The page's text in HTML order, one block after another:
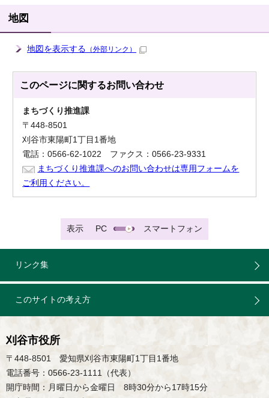
地図
地図を表示する （外部リンク）
このページに関するお問い合わせ
まちづくり推進課
〒448-8501
刈谷市東陽町1丁目1番地
電話：0566-62-1022 ファクス：0566-23-9331
まちづくり推進課へのお問い合わせは専用フォームを
ご利用ください。
表示 PC スマートフォン
リンク集
このサイトの考え方
刈谷市役所
〒448-8501 愛知県刈谷市東陽町1丁目1番地
電話番号：0566-23-1111（代表）
開庁時間：月曜日から金曜日 8時30分から17時15分